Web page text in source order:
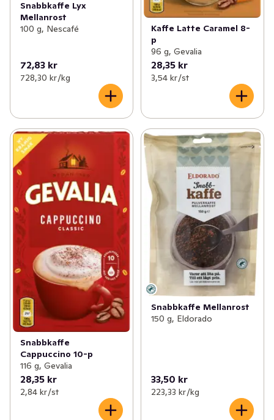
Snabbkaffe Lyx
Mellanrost
100 g, Nescafé
72,83 kr
728,30 kr /kg
Kaffe Latte Caramel 8-
p
96 g, Gevalia
28,35 kr
3,54 kr /st
Snabbkaffe
Cappuccino 10-p
116 g, Gevalia
28,35 kr
2,84 kr /st
Snabbkaffe Mellanrost
150 g, Eldorado
33,50 kr
223,33 kr /kg